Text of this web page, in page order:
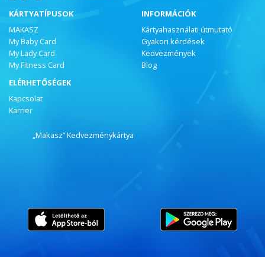
KÁRTYATÍPUSOK
MAKASZ
My Baby Card
My Lady Card
My Fitness Card
INFORMÁCIÓK
Kártyahasználati útmutató
Gyakori kérdések
Kedvezmények
Blog
ELÉRHETŐSÉGEK
Kapcsolat
Karrier
„Makasz” Kedvezménykártya